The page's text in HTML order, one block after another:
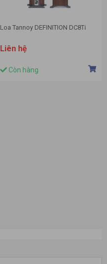
Loa Tannoy DEFINITION DC8Ti
Liên hệ
Còn hàng